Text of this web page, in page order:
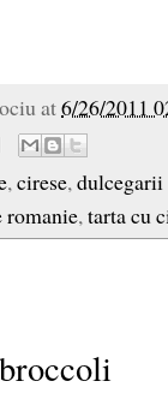
at6/26/2011
, cirese,
romanie, tarta cu